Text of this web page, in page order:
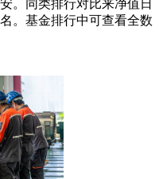
。同类排行对比来净值日
。基金排行中可查看全数